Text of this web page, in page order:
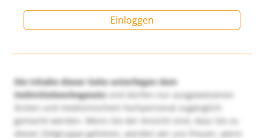
Einloggen
Die Inhalte dieser Seite unterliegen dem
Heilmittelwerbegesetzund dürfen nur ausgewiesenen
Ärzten und medizinischem Fachpersonal zugänglich
gemacht werden. Wenn Sie der Ansicht sind, dass Sie zu
dieser Zielgruppe gehören, würden wir uns freuen, wenn